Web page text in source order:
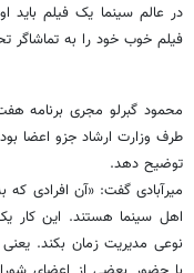
در عالم سینما یک فیلم باید
فیلم خوب خود را به تماشاگر
طرف وزارت ارشاد جزو اعضا
توضیح دهد.
میرآبادی گفت: «آن افرادی
اهل سینما هستند. این کار
نوعی مدیریت زمان بکند.